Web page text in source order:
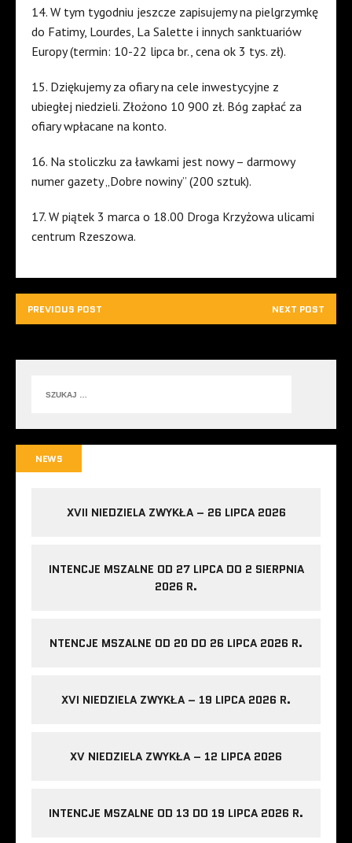
14. W tym tygodniu jeszcze zapisujemy na pielgrzymkę
do Fatimy, Lourdes, La Salette i innych sanktuariów
Europy (termin: 10-22 lipca br., cena ok 3 tys. zł).
15. Dziękujemy za ofiary na cele inwestycyjne z
ubiegłej niedzieli. Złożono 10 900 zł. Bóg zapłać za
ofiary wpłacane na konto.
16. Na stoliczku za ławkami jest nowy – darmowy
numer gazety „Dobre nowiny” (200 sztuk).
17. W piątek 3 marca o 18.00 Droga Krzyżowa ulicami
centrum Rzeszowa.
PREVIOUS POST NEXT POST
NEWS
XVII NIEDZIELA ZWYKŁA – 26 LIPCA 2026
INTENCJE MSZALNE OD 27 LIPCA DO 2 SIERPNIA
2026 R.
NTENCJE MSZALNE OD 20 DO 26 LIPCA 2026 R.
XVI NIEDZIELA ZWYKŁA – 19 LIPCA 2026 R.
XV NIEDZIELA ZWYKŁA – 12 LIPCA 2026
INTENCJE MSZALNE OD 13 DO 19 LIPCA 2026 R.